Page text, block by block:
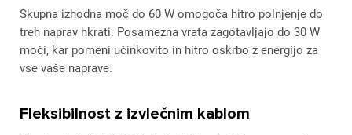
Skupna izhodna moč do 60 W omogoča hitro polnjenje do
treh naprav hkrati. Posamezna vrata zagotavljajo do 30 W
moči, kar pomeni učinkovito in hitro oskrbo z energijo za
vse vaše naprave.
Fleksibilnost z izvlečnim kablom